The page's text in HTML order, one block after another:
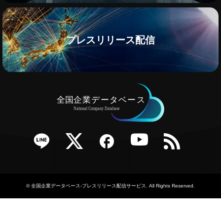
プレスリリース配信
Twitter Facebook YouTube RSS
©全国企業データベース-プレスリリース配信サービス . All Rights Reserved.